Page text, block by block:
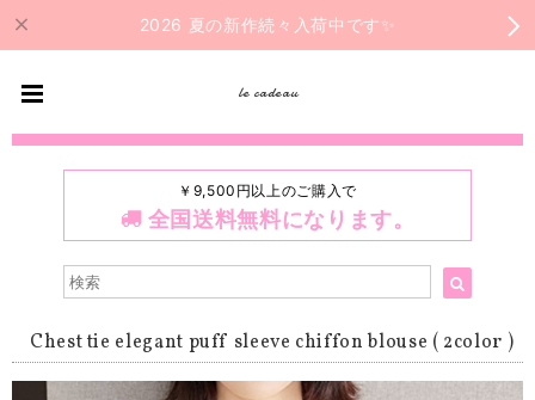
2026 夏の新作続々入荷中です✨
le cadeau
￥9,500円以上のご購入で
全国送料無料になります。
Chest tie elegant puff sleeve chiffon blouse ( 2color )